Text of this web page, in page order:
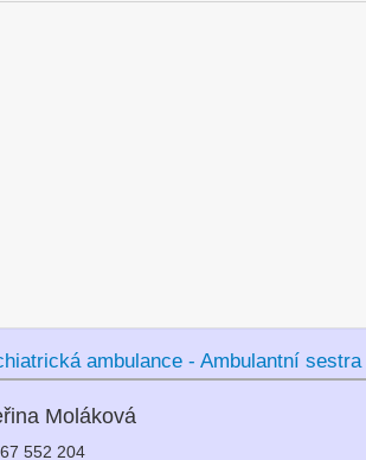
ambulance - Ambulantní sestra
Moláková
552 204